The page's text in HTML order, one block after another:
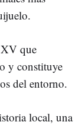
que
y constituye
del entorno.
local, una